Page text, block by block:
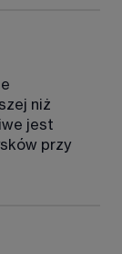
niż
jest
przy